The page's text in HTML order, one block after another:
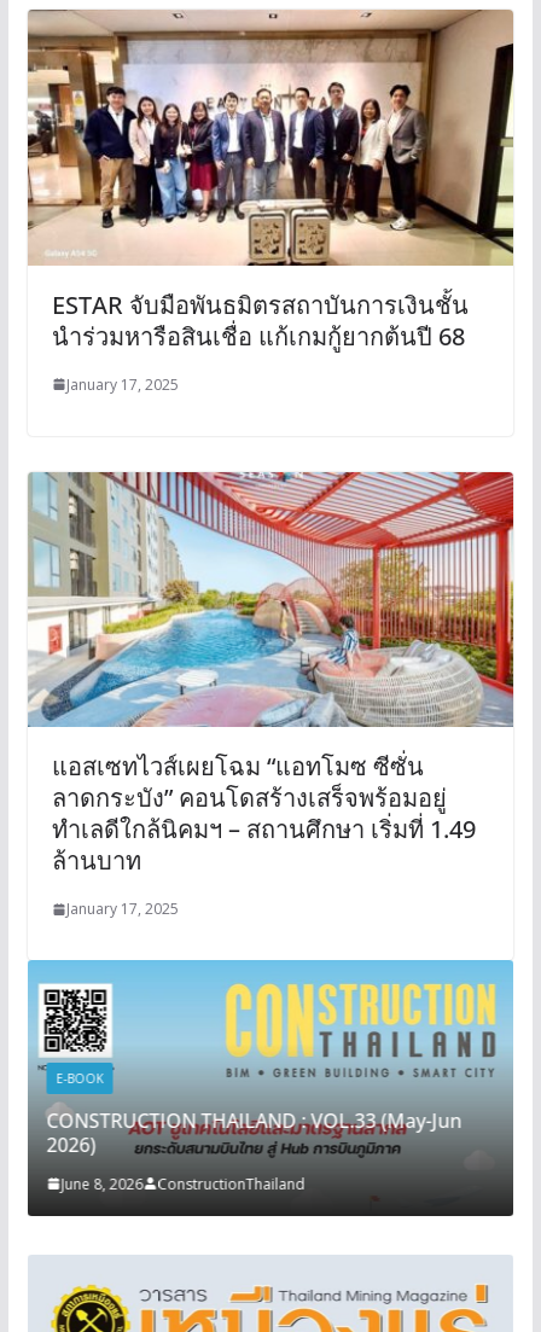
ESTAR จับมือพันธมิตรสถาบันการเงินชั้น
นำร่วมหารือสินเชื่อ แก้เกมกู้ยากต้นปี 68
January 17, 2025
แอสเซทไวส์เผยโฉม “แอทโมซ ซีซั่น
ลาดกระบัง” คอนโดสร้างเสร็จพร้อมอยู่
ทำเลดีใกล้นิคมฯ – สถานศึกษา เริ่มที่ 1.49
ล้านบาท
January 17, 2025
E-BOOK
CONSTRUCTION THAILAND : VOL.33 (May-Jun
2026)
June 8, 2026 ConstructionThailand